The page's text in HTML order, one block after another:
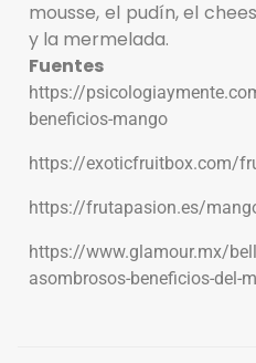
mousse, el pudín, el
y la mermelada.
Fuentes
https://
beneficios-mango
https://exoticfruitbox.com/
https://frutapasion.es/
https://www.glamour.mx/
asombrosos-beneficios-del-